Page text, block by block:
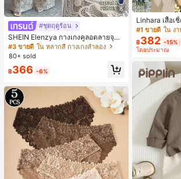
5
#ชุดฤดูร้อน
SHEIN Elenzya กางเกงคูลอตลายจุดเ
อวสูงแบบใหม่สำหรับฤดูใบไม้ผลิ/ฤดูร้อ
น, สไตล์หรูหราเหมาะสำหรับใส่ในชีวิต
ทจสำหรับฤดูรับปริญญา, เทศกาลดนตร
#3 ขายดี ใน หลากสี กางเกงลำลอง
80+ sold
฿366 -6%
Linhara เสื้อ
ปกไม่สมมาต
กางเกงลำลอ
น สำหรับฤดูใบ
#1 ขายดี
฿382 -15%
โดยประมาณ